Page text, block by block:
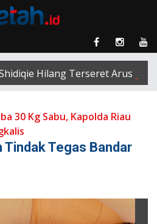
Hilang Terseret Arus Sungai
30 Kg Sabu, Kapolda Riau
Tindak Tegas Bandar